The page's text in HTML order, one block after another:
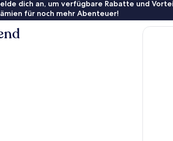
dich an, um verfügbare Rabatte und
für noch mehr Abenteuer!